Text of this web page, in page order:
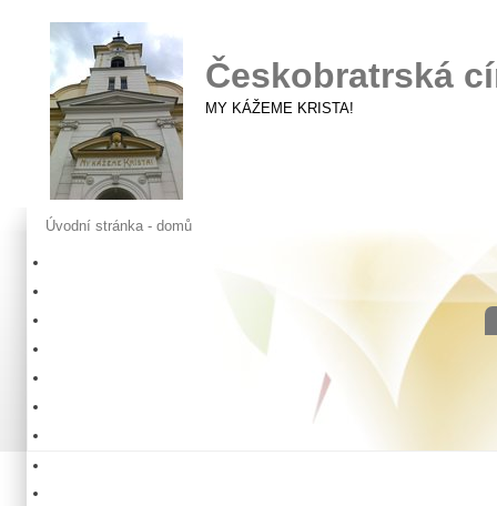
Českobratrská
MY KÁŽEME KRISTA!
Úvodní stránka - domů